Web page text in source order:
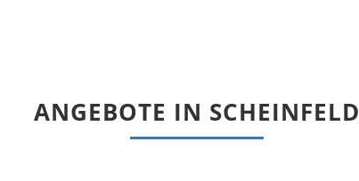
ANGEBOTE IN SCHEINFELD